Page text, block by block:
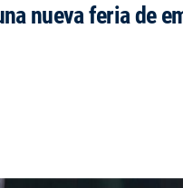
nueva feria de